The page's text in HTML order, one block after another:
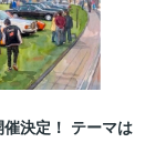
決定！ テーマは